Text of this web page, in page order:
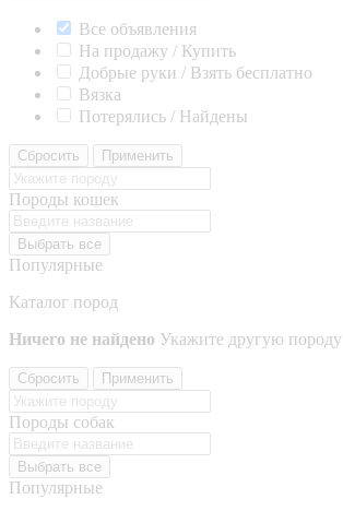
Все объявления
На продажу / Купить
Добрые руки / Взять бесплатно
Вязка
Потерялись / Найдены
Сбросить Применить
Породы кошек
Выбрать все
Популярные
Каталог пород
Ничего не найдено Укажите другую породу
Сбросить Применить
Породы собак
Выбрать все
Популярные